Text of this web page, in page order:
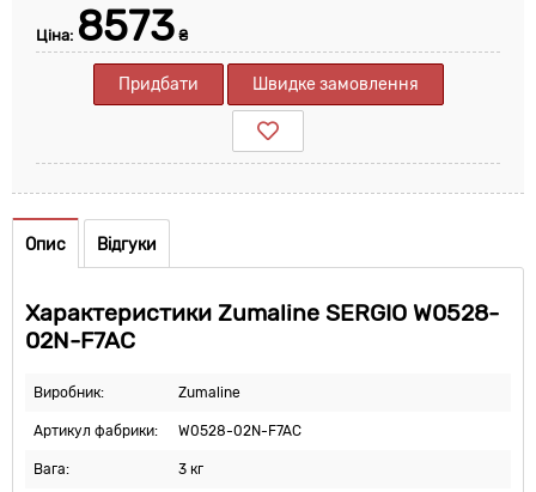
Ціна: 8573 ₴
Придбати Швидке замовлення
Опис Відгуки
Характеристики Zumaline SERGIO W0528-
02N-F7AC
Виробник: Zumaline
Артикул фабрики: W0528-02N-F7AC
Вага: 3 кг